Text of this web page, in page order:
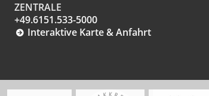
ZENTRALE
+49.6151.533-5000
Interaktive Karte & Anfahrt